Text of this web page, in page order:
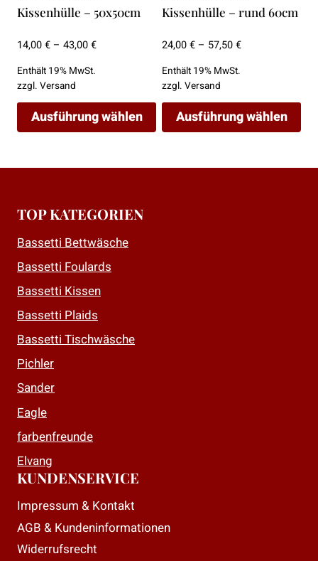
werden
werden
Kissenhülle – 50x50cm
14,00€– 43,00€Preisspanne:
Enthält 19% MwSt.
zzgl. Versand
Ausführung wählen
Varianten
auf.
Optionen
können
auf
der
gewählt
werden
Kissenhülle – rund 60cm
24,00€– 57,50€Preisspanne:
Enthält 19% MwSt.
zzgl. Versand
Ausführung wählen
TOP KATEGORIEN
Bassetti Bettwäsche
Bassetti Foulards
Bassetti Kissen
Bassetti Plaids
Bassetti Tischwäsche
Pichler
Sander
Eagle
farbenfreunde
Elvang
KUNDENSERVICE
Impressum & Kontakt
AGB & Kundeninformationen
Widerrufsrecht